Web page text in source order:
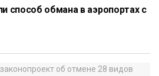
способ обмана в аэропортах с